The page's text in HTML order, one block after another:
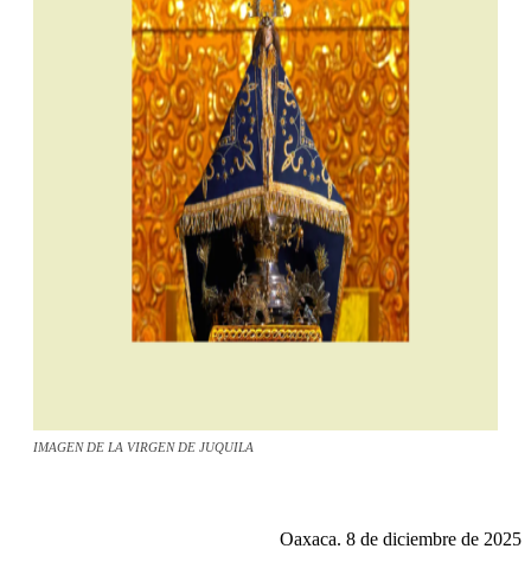
IMAGEN DE LA VIRGEN DE JUQUILA
Oaxaca. 8 de diciembre de 2025